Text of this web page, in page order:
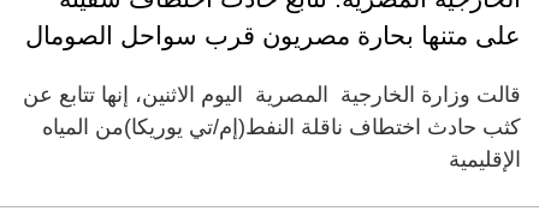
على متنها بحارة مصريون قرب سواحل الصومال
قالت وزارة الخارجية المصرية اليوم الاثنين، إنها تتابع عن
كثب حادث اختطاف ناقلة النفط(إم/تي يوريكا)من المياه
الإقليمية